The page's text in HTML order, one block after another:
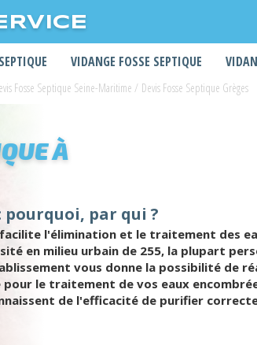
VIDANGE FOSSE SEPTIQUE
Fosse Septique Seine-Maritime / Devis Fosse Septique Grèges
À
pourquoi, par qui ?
l'élimination et le traitement des
en milieu urbain de 255, la plupart
vous donne la possibilité de
le traitement de vos eaux
de l'efficacité de purifier